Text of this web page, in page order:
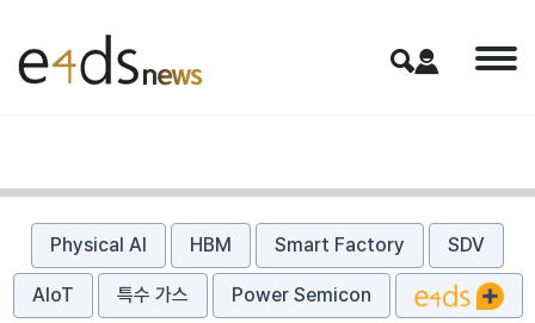
Physical AI HBM Smart Factory SDV
AIoT 특수 가스 Power Semicon